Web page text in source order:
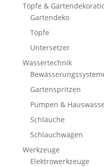
Töpfe &
Gartendeko
Töpfe
Untersetzer
Wassertechnik
Gartenspritzen
Pumpen &
Schläuche
Schlauchwagen
Werkzeuge
Elektrowerkzeuge